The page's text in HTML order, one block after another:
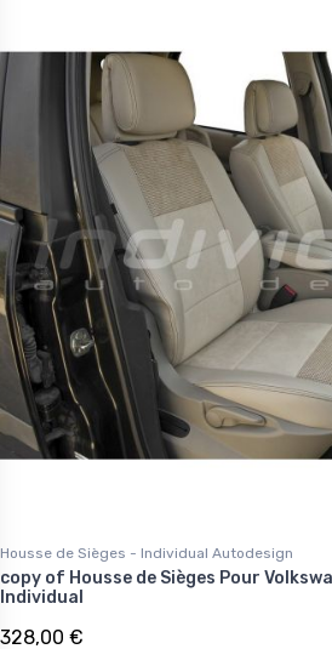
Housse de Sièges - Individual Autodesign
copy of Housse de Sièges Pour
Individual
328,00 €